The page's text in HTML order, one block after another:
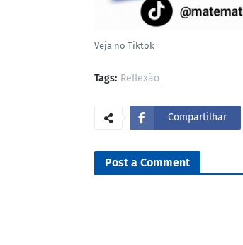
Veja no Tiktok
Tags: Reflexão
Compartilhar
Post a Comment